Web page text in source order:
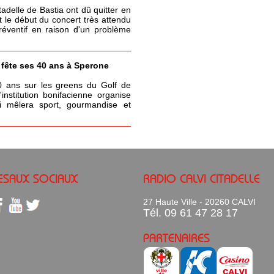
de Bastia ont dû quitter en
le début du concert très attendu
en raison d'un problème
ses 40 ans à Sperone
ans sur les greens du Golf de
bonifacienne organise
sport, gourmandise et
SOCIAUX RADIO CALVI CITADELLE
27 Haute Ville - 20260 CALVI
Tél. 09 61 47 28 17
PARTENAIRES